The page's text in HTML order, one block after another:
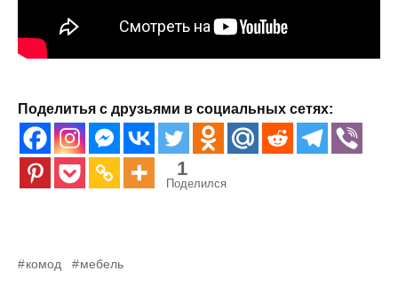
Поделитья с друзьями в социальных сетях:
1
Поделился
комод мебель